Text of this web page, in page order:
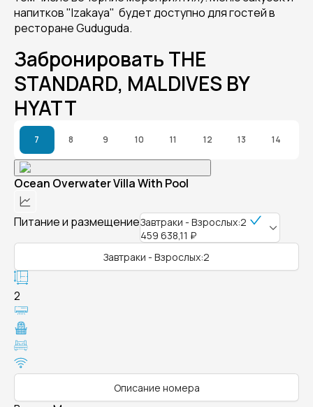
напитков "Izakaya" будет доступно для гостей в
ресторане Guduguda.
Забронировать THE
STANDARD, MALDIVES BY
HYATT
7 8 9 10 11 12 13 14
Ocean Overwater Villa With Pool
Питание и размещениеЗавтраки - Взрослых:2
459 638,11 ₽
Завтраки - Взрослых:2
2
Описание номера